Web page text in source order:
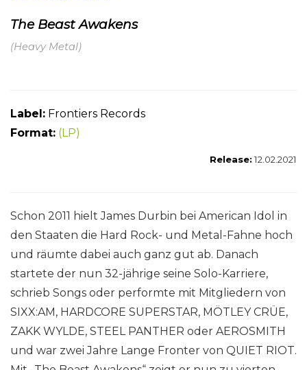
The Beast Awakens
(Heavy Metal)
Label: Frontiers Records
Format: (LP)
Release:12.02.2021
Schon 2011 hielt James Durbin bei American Idol in
den Staaten die Hard Rock- und Metal-Fahne hoch
und räumte dabei auch ganz gut ab. Danach
startete der nun 32-jährige seine Solo-Karriere,
schrieb Songs oder performte mit Mitgliedern von
SIXX:AM, HARDCORE SUPERSTAR, MÖTLEY CRÜE,
ZAKK WYLDE, STEEL PANTHER oder AEROSMITH
und war zwei Jahre Lange Fronter von QUIET RIOT.